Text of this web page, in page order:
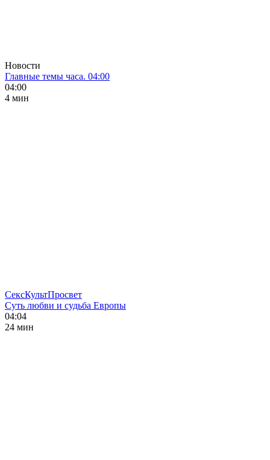
Новости
Главные темы часа. 04:00
04:00
4 мин
СексКультПросвет
Суть любви и судьба Европы
04:04
24 мин